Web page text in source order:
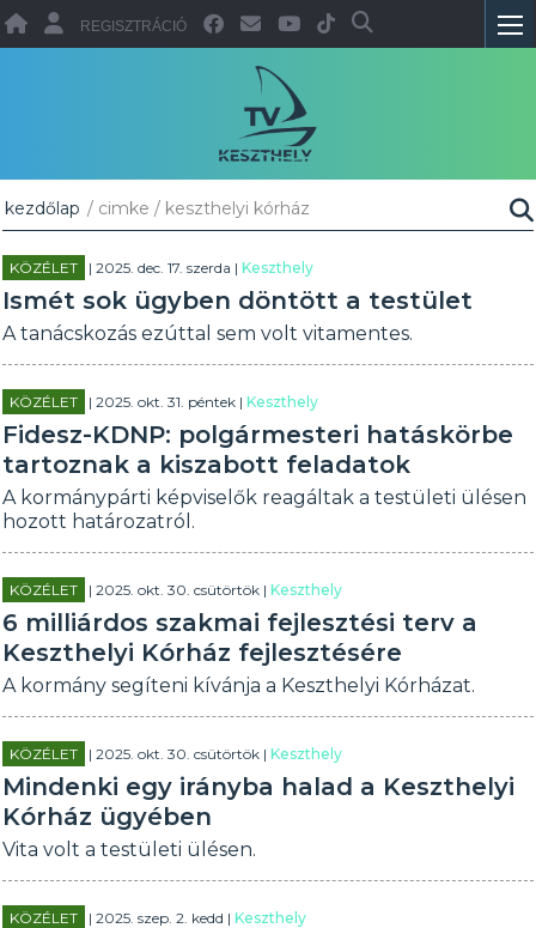
REGISZTRÁCIÓ
kezdőlap / cimke / keszthelyi kórház
KÖZÉLET | 2025. dec. 17. szerda |Keszthely
Ismét sok ügyben döntött a testület
A tanácskozás ezúttal sem volt vitamentes.
KÖZÉLET | 2025. okt. 31. péntek |Keszthely
Fidesz-KDNP: polgármesteri hatáskörbe
tartoznak a kiszabott feladatok
A kormánypárti képviselők reagáltak a testületi ülésen
hozott határozatról.
KÖZÉLET | 2025. okt. 30. csütörtök |Keszthely
6 milliárdos szakmai fejlesztési terv a
Keszthelyi Kórház fejlesztésére
A kormány segíteni kívánja a Keszthelyi Kórházat.
KÖZÉLET | 2025. okt. 30. csütörtök |Keszthely
Mindenki egy irányba halad a Keszthelyi
Kórház ügyében
Vita volt a testületi ülésen.
KÖZÉLET | 2025. szep. 2. kedd |Keszthely